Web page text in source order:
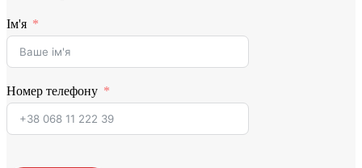
Ім'я
Номер телефону